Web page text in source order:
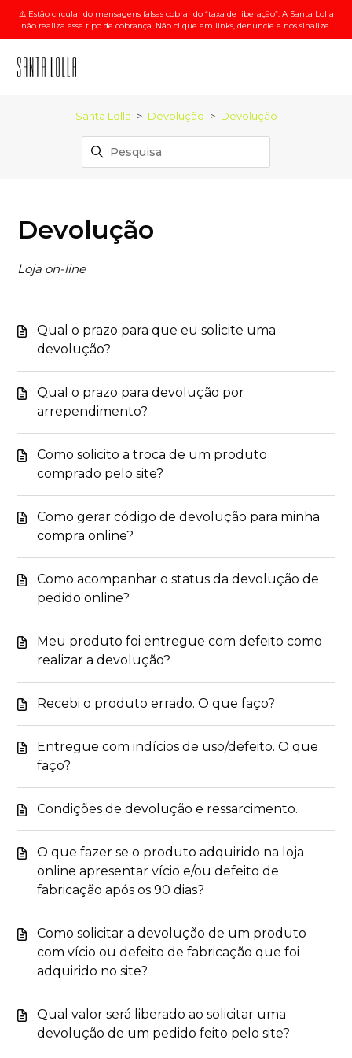
⚠️ Estão circulando mensagens falsas cobrando “taxa de liberação”. A Santa Lolla
não realiza esse tipo de cobrança. Não clique em links, denuncie e nos sinalize.
Santa Lolla Devolução Devolução
Devolução
Loja on-line
Qual o prazo para que eu solicite uma
devolução?
Qual o prazo para devolução por
arrependimento?
Como solicito a troca de um produto
comprado pelo site?
Como gerar código de devolução para minha
compra online?
Como acompanhar o status da devolução de
pedido online?
Meu produto foi entregue com defeito como
realizar a devolução?
Recebi o produto errado. O que faço?
Entregue com indícios de uso/defeito. O que
faço?
Condições de devolução e ressarcimento.
O que fazer se o produto adquirido na loja
online apresentar vício e/ou defeito de
fabricação após os 90 dias?
Como solicitar a devolução de um produto
com vício ou defeito de fabricação que foi
adquirido no site?
Qual valor será liberado ao solicitar uma
devolução de um pedido feito pelo site?